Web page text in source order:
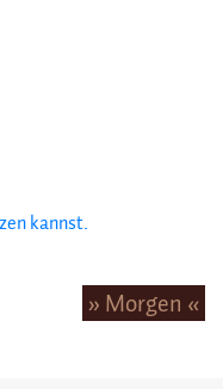
kannst.
» Morgen «